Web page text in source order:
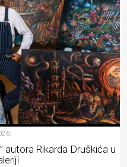
autora Rikarda Druškića u